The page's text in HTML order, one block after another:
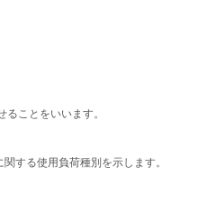
ことをいいます。
する使用負荷種別を示します。